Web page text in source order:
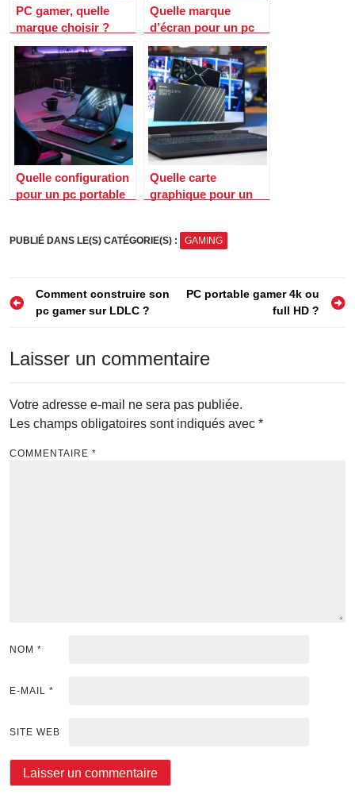
PC gamer, quelle
marque choisir ?
Quelle marque
d’écran pour un pc
gamer ?
Quelle configuration
pour un pc portable
Quelle carte
graphique pour un
PUBLIÉ DANS LE(S) CATÉGORIE(S) : GAMING
Navigation
Comment construire son
pc gamer sur LDLC ?
PC portable gamer 4k ou
full HD ?
Laisser un commentaire
Votre adresse e-mail ne sera pas publiée.
Les champs obligatoires sont indiqués avec *
COMMENTAIRE *
NOM *
E-MAIL *
SITE WEB